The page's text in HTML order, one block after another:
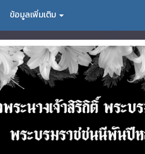
ข้อมูลเพิ่มเติม